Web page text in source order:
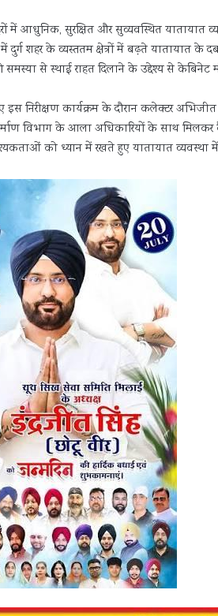
में आधुनिक, सुरक्षित और सुव्यवस्थित यातायात
दुर्ग शहर के व्यस्ततम क्षेत्रों में बढ़ते यातायात
से स्थाई राहत दिलाने के उद्देश्य से केबिनेट
निरीक्षण कार्यक्रम के दौरान कलेक्टर
विभाग के आला अधिकारियों के साथ मिलकर
को ध्यान में रखते हुए यातायात व्यवस्था